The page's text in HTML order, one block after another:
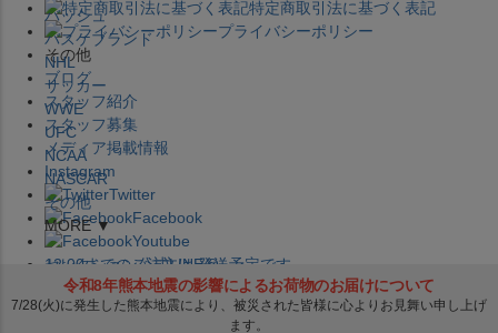
特定商取引法に基づく表記
プライバシーポリシー
その他
ブログ
スタッフ紹介
スタッフ募集
メディア掲載情報
Instagram
Twitter
Facebook
Youtube
セレクション公式LINE@
バッシュ
バスケブランド
NHL
サッカー
WWE
UFC
NCAA
NASCAR
その他
MORE ▼
12:00までのご注文は発送予定です。
在庫品は 1-3営業日内で発送!! ※お取寄せ商品は対象外